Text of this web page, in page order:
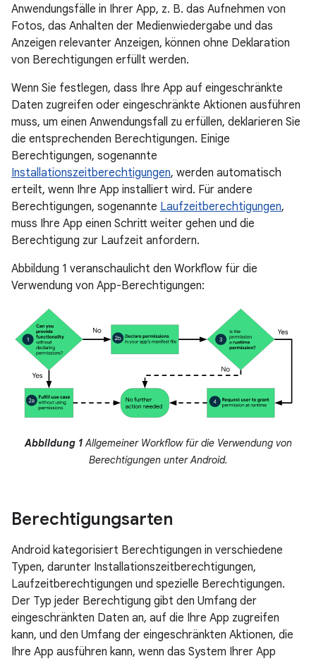
Anwendungsfälle in Ihrer App, z. B. das Aufnehmen von
Fotos, das Anhalten der Medienwiedergabe und das
Anzeigen relevanter Anzeigen, können ohne Deklaration
von Berechtigungen erfüllt werden.
Wenn Sie festlegen, dass Ihre App auf eingeschränkte
Daten zugreifen oder eingeschränkte Aktionen ausführen
muss, um einen Anwendungsfall zu erfüllen, deklarieren Sie
die entsprechenden Berechtigungen. Einige
Berechtigungen, sogenannte
Installationszeitberechtigungen, werden automatisch
erteilt, wenn Ihre App installiert wird. Für andere
Berechtigungen, sogenannte Laufzeitberechtigungen,
muss Ihre App einen Schritt weiter gehen und die
Berechtigung zur Laufzeit anfordern.
Abbildung 1 veranschaulicht den Workflow für die
Verwendung von App-Berechtigungen:
Abbildung 1Allgemeiner Workflow für die Verwendung von
Berechtigungen unter Android.
Berechtigungsarten
Android kategorisiert Berechtigungen in verschiedene
Typen, darunter Installationszeitberechtigungen,
Laufzeitberechtigungen und spezielle Berechtigungen.
Der Typ jeder Berechtigung gibt den Umfang der
eingeschränkten Daten an, auf die Ihre App zugreifen
kann, und den Umfang der eingeschränkten Aktionen, die
Ihre App ausführen kann, wenn das System Ihrer App